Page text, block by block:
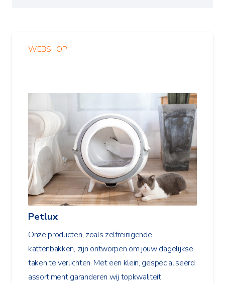
WEBSHOP
Petlux
Onze producten, zoals zelfreinigende
kattenbakken, zijn ontworpen om jouw dagelijkse
taken te verlichten. Met een klein, gespecialiseerd
assortiment garanderen wij topkwaliteit.